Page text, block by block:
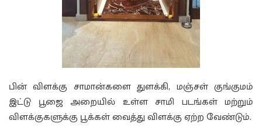
பின் விளக்கு சாமான்களை துளக்கி, மஞ்சள் குங்குமம்
இட்டு பூஜை அறையில் உள்ள சாமி படங்கள் மற்றும்
விளக்குகளுக்கு பூக்கள் வைத்து விளக்கு ஏற்ற வேண்டும்.